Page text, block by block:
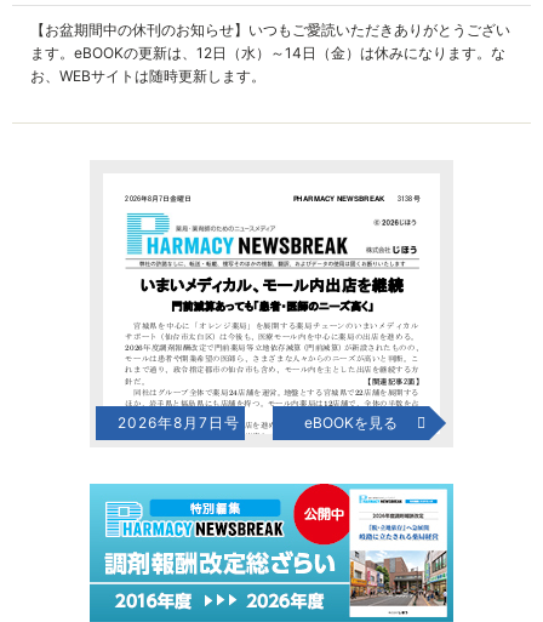
【お盆期間中の休刊のお知らせ】いつもご愛読いただきありがとうござい
ます。eBOOKの更新は、12日（水）～14日（金）は休みになります。な
お、WEBサイトは随時更新します。
2026年8月7日号 eBOOKを見る